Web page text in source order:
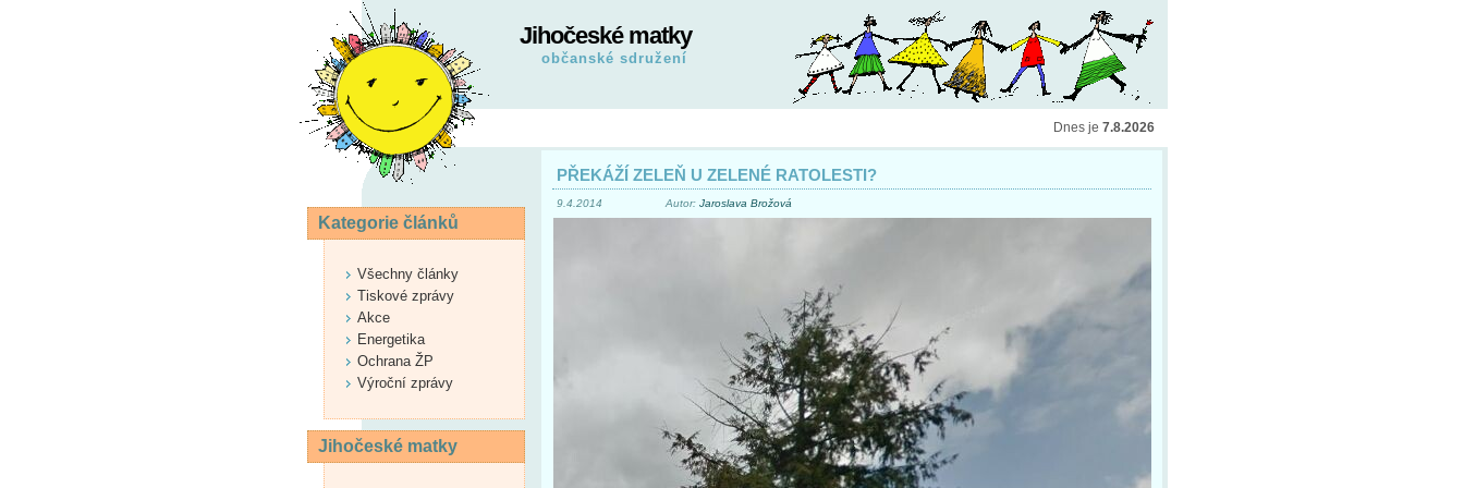
Jihočeské matky
občanské sdružení
Dnes je 7.8.2026
PŘEKÁŽÍ ZELEŇ U ZELENÉ RATOLESTI?
9.4.2014 Autor: Jaroslava Brožová
Kategorie článků
Všechny články
Tiskové zprávy
Akce
Energetika
Ochrana ŽP
Výroční zprávy
Jihočeské matky